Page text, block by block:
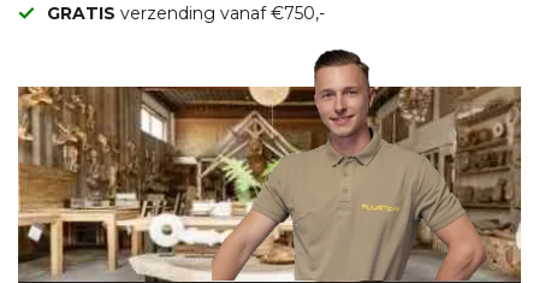
GRATIS verzending vanaf €750,-